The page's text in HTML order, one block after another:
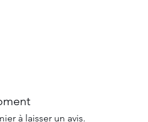
à laisser un avis.